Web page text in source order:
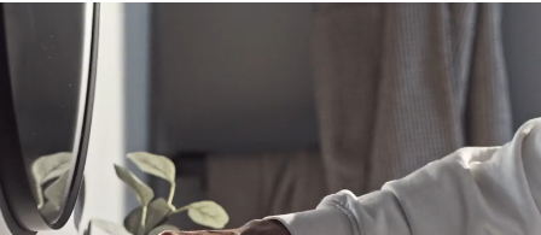
Film prezentujący baterie łazienkowe, które pomagają kontrolować